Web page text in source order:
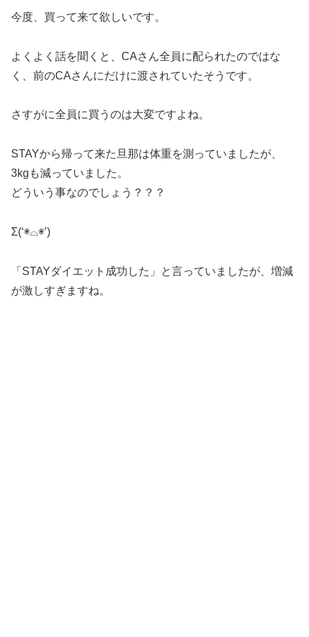
今度、買って来て欲しいです。
よくよく話を聞くと、CAさん全員に配られたのではな
く、前のCAさんにだけに渡されていたそうです。
さすがに全員に買うのは大変ですよね。
STAYから帰って来た旦那は体重を測っていましたが、
3kgも減っていました。
どういう事なのでしょう？？？
Σ(‘◉⌓◉’)
「STAYダイエット成功した」と言っていましたが、増減
が激しすぎますね。